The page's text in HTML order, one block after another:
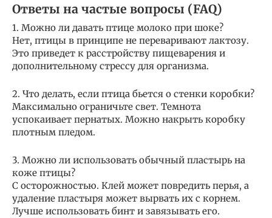
Ответы на частые вопросы (FAQ)
1. Можно ли давать птице молоко при шоке?
Нет, птицы в принципе не переваривают лактозу.
Это приведет к расстройству пищеварения и
дополнительному стрессу для организма.
2. Что делать, если птица бьется о стенки коробки?
Максимально ограничьте свет. Темнота
успокаивает пернатых. Можно накрыть коробку
плотным пледом.
3. Можно ли использовать обычный пластырь на
коже птицы?
С осторожностью. Клей может повредить перья, а
удаление пластыря может вырвать их с корнем.
Лучше использовать бинт и завязывать его.